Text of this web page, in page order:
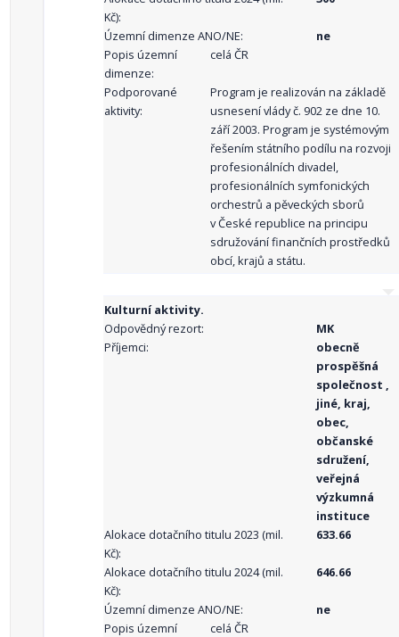
Kč):
Územní dimenze ANO/NE:
ne
Popis územní
dimenze:
celá ČR
Podporované
aktivity:
Program je realizován na základě
usnesení vlády č. 902 ze dne 10.
září 2003. Program je systémovým
řešením státního podílu na rozvoji
profesionálních divadel,
profesionálních symfonických
orchestrů a pěveckých sborů
v České republice na principu
sdružování finančních prostředků
obcí, krajů a státu.
Kulturní aktivity.
Odpovědný rezort:
MK
Příjemci:
obecně
prospěšná
společnost ,
jiné, kraj,
obec,
občanské
sdružení,
veřejná
výzkumná
instituce
Alokace dotačního titulu 2023 (mil.
Kč):
633.66
Alokace dotačního titulu 2024 (mil.
Kč):
646.66
Územní dimenze ANO/NE:
ne
Popis územní
celá ČR